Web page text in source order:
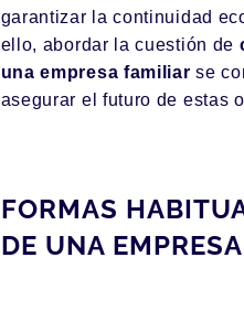
garantizar la continuidad
ello, abordar la cuestión de
una empresa familiar se
asegurar el futuro de estas
FORMAS
DE UNA